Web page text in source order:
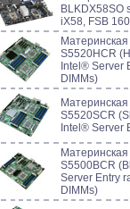
BLKDX58SO
iX58, FSB
S5520HCR
Intel® Server
DIMMs)
S5520SCR
Intel® Server
S5500BCR
Server Entry
DIMMs)